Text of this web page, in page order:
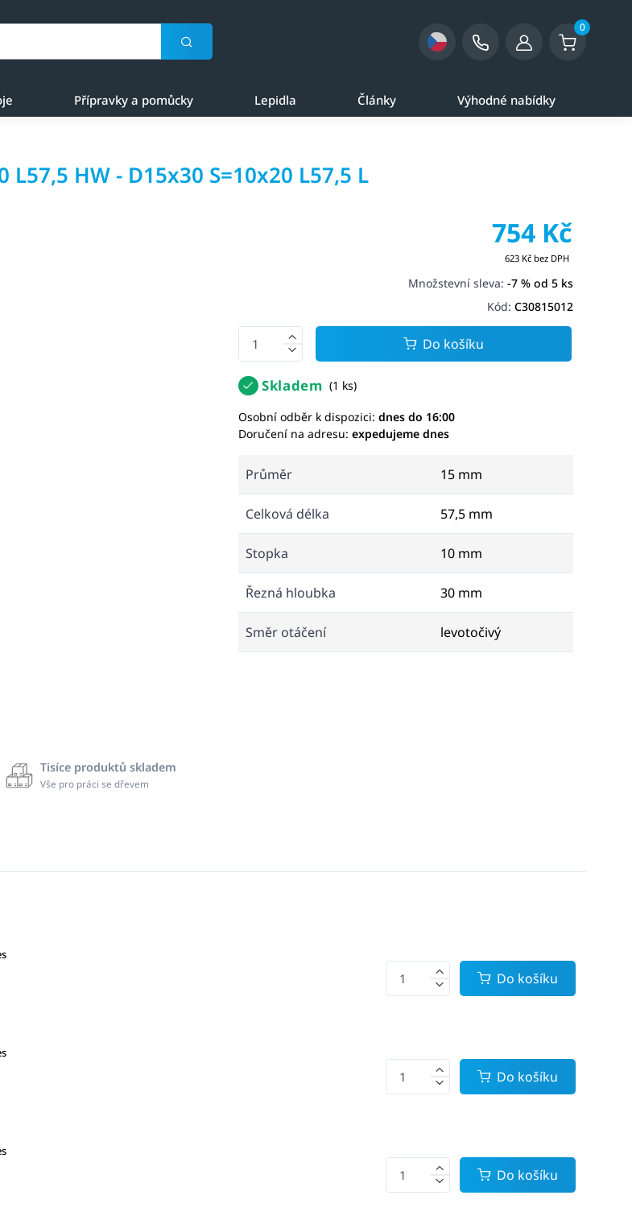
0
Přípravky a pomůcky Lepidla Články Výhodné nabídky
HW - D15x30 S=10x20 L57,5 L
Tisíce produktů skladem
Vše pro práci se dřevem
754 Kč
623 Kč bez DPH
Množstevní sleva: -7 % od 5 ks
Kód: C30815012
Do košíku
Skladem (1 ks)
Osobní odběr k dispozici: dnes do 16:00
Doručení na adresu: expedujeme dnes
Průměr 15 mm
Celková délka 57,5 mm
Stopka 10 mm
Řezná hloubka 30 mm
Směr otáčení levotočivý
Do košíku
Do košíku
Do košíku